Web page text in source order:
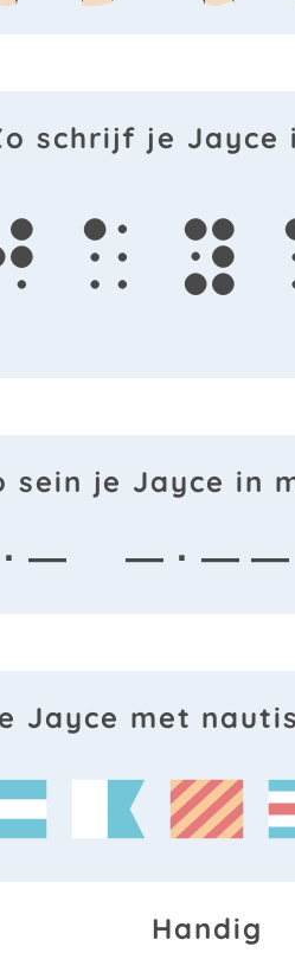
schrijf je Jayce
a y
sein je Jayce in
· — — · — —
Jayce met
Handig